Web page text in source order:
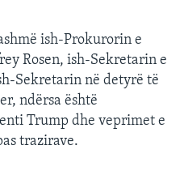
ish-Prokurorin e
Rosen, ish-Sekretarin e
Sekretarin në detyrë të
ndërsa është
Trump dhe veprimet e
trazirave.